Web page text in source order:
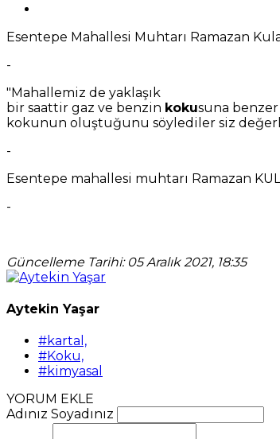
Esentepe Mahallesi Muhtarı Ramazan
-
"Mahallemiz de yaklaşık
bir saattir gaz ve benzin kokusuna
kokunun oluştuğunu söylediler siz
-
Esentepe mahallesi muhtarı Ramazan
-
Güncelleme Tarihi: 05 Aralık 2021, 18:35
Aytekin Yaşar
#kartal,
#Koku,
#kimyasal
YORUM EKLE
Adınız Soyadınız